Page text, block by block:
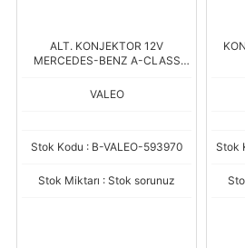
ALT. KONJEKTOR 12V
MERCEDES-BENZ A-CLASS
(B180, B200) / C-CLASS (C220,
VALEO
Stok Kodu : B-VALEO-593970
Stok Miktarı : Stok sorunuz
Stok